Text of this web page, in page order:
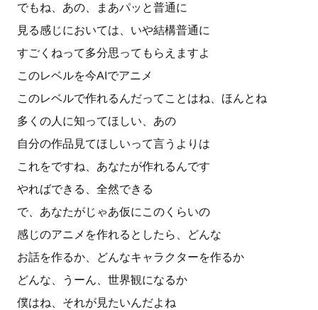
でもね、あの、まあパッと普通に
見る感じにおいては、いや結構普通に
すごくねって多分思ってもらえますよ
このレベルを今AIでアニメ
このレベルで作れるんだってことはね、ほんとね
多くの人に知ってほしい、あの
自分の作品見てほしいって言うよりは
これをですね、あなたが作れるんです
やればできる、全然できる
で、あなたがじゃあ仮にこのくらいの
感じのアニメを作れるとしたら、どんな
お話を作るか、どんなキャラクターを作るか
どんな、うーん、世界観になるか
僕はね、それが見たいんだよね